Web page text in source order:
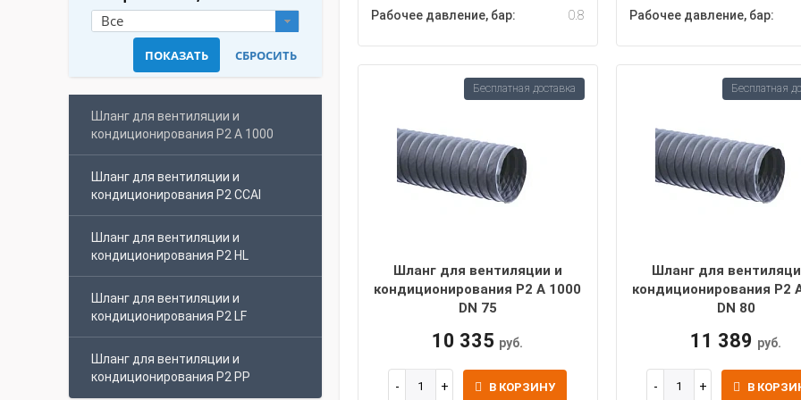
Все
Шланг для вентиляции и
кондиционирования P2 A 1000
Шланг для вентиляции и
кондиционирования P2 CCAI
Шланг для вентиляции и
кондиционирования P2 HL
Шланг для вентиляции и
кондиционирования P2 LF
Шланг для вентиляции и
кондиционирования P2 PP
Рабочее давление, бар: 0.8 Рабочее давление, бар:
Шланг для вентиляции и
кондиционирования P2 A 1000
DN 75
10 335 руб.
В КОРЗИНУ
Бесплатная доставка
Шланг для
кондиционирования P2
DN 80
11 389 руб.
В
Бесплатная